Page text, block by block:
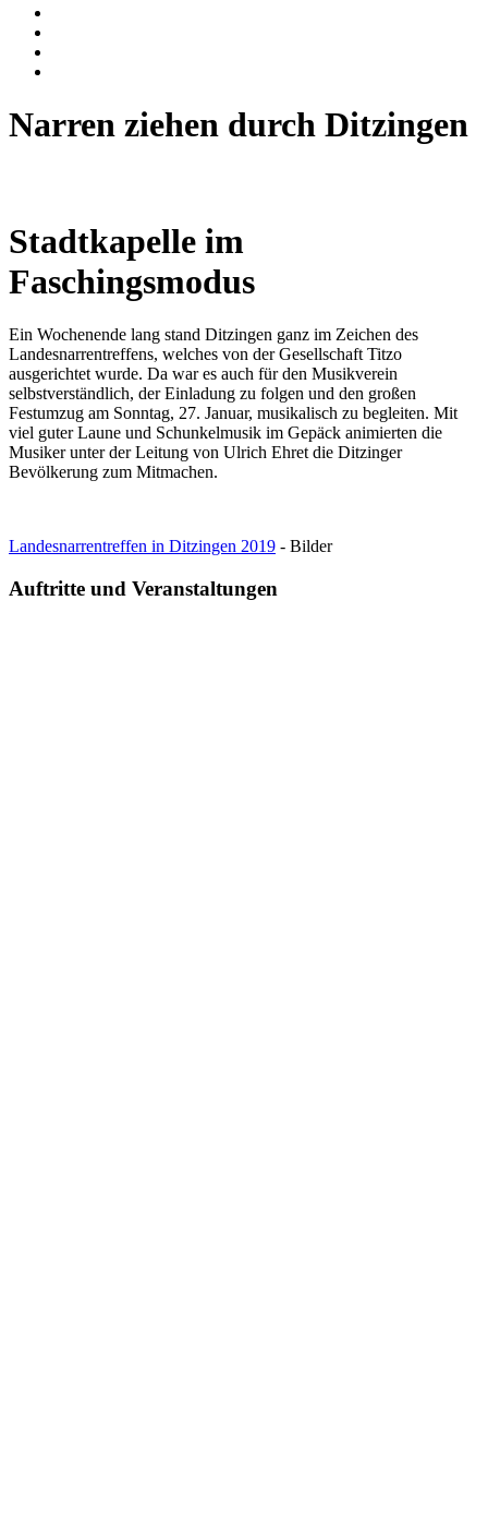
Narren ziehen durch Ditzingen
Stadtkapelle im
Faschingsmodus
Ein Wochenende lang stand Ditzingen ganz im Zeichen des
Landesnarrentreffens, welches von der Gesellschaft Titzo
ausgerichtet wurde. Da war es auch für den Musikverein
selbstverständlich, der Einladung zu folgen und den großen
Festumzug am Sonntag, 27. Januar, musikalisch zu begleiten. Mit
viel guter Laune und Schunkelmusik im Gepäck animierten die
Musiker unter der Leitung von Ulrich Ehret die Ditzinger
Bevölkerung zum Mitmachen.
Landesnarrentreffen in Ditzingen 2019 - Bilder
Auftritte und Veranstaltungen